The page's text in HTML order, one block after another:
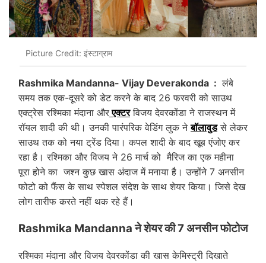
Picture Credit: इंस्टाग्राम
Rashmika Mandanna- Vijay Deverakonda : लंबे
समय तक एक-दूसरे को डेट करने के बाद 26 फरवरी को साउथ
एक्ट्रेस रश्मिका मंदाना औरएक्टरविजय देवरकोंडा ने राजस्थन में
रॉयल शादी की थी। उनकी पारंपरिक वेडिंग लुक नेबॉलावुडसे लेकर
साउथ तक को नया ट्रेंड दिया। कपल शादी के बाद खूब एंजोए कर
रहा है। रश्मिका और विजय ने 26 मार्च को मैरिज का एक महीना
पूरा होने का जश्न कुछ खास अंदाज में मनाया है। उन्होंने 7 अनसीन
फोटो को फैंस के साथ स्पेशल संदेश के साथ शेयर किया। जिसे देख
लोग तारीफ करते नहीं थक रहे हैं।
Rashmika Mandanna ने शेयर की 7 अनसीन फोटोज
रश्मिका मंदाना और विजय देवरकोंडा की खास केमिस्ट्री दिखाते